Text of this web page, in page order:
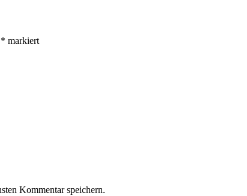
* markiert
Kommentar speichern.